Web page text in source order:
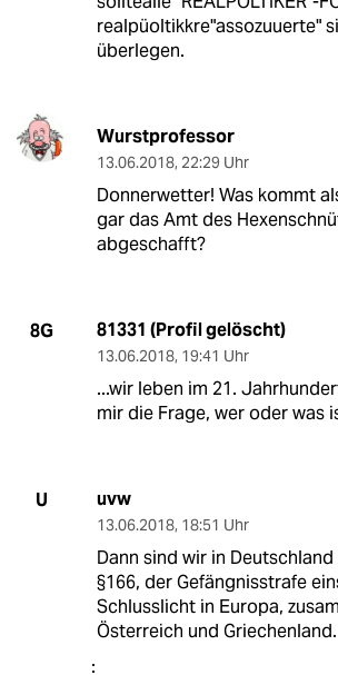
realpüoltikkre"assozuuerte"
überlegen.
Wurstprofessor
13.06.2018, 22:29 Uhr
Donnerwetter! Was kommt
gar das Amt des
abgeschafft?
8G 81331 (Profil gelöscht)
13.06.2018, 19:41 Uhr
...wir leben im 21.
mir die Frage, wer oder was
U uvw
13.06.2018, 18:51 Uhr
Dann sind wir in
§166, der Gefängnisstrafe
Schlusslicht in Europa,
Österreich und Griechenland.